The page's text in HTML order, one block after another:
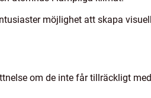
möjlighet att skapa
om de inte får tillräckligt